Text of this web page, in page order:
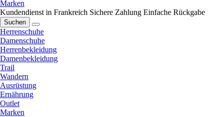
Marken
Kundendienst in Frankreich Sichere Zahlung Einfache Rückgabe
Suchen
Herrenschuhe
Damenschuhe
Herrenbekleidung
Damenbekleidung
Trail
Wandern
Ausrüstung
Ernährung
Outlet
Marken